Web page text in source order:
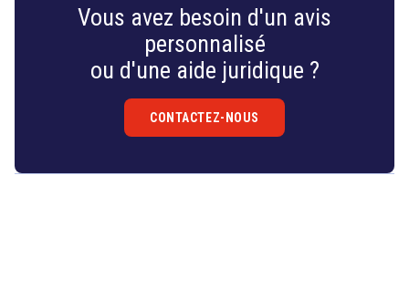
Vous avez besoin d'un avis
personnalisé
ou d'une aide juridique ?
CONTACTEZ-NOUS